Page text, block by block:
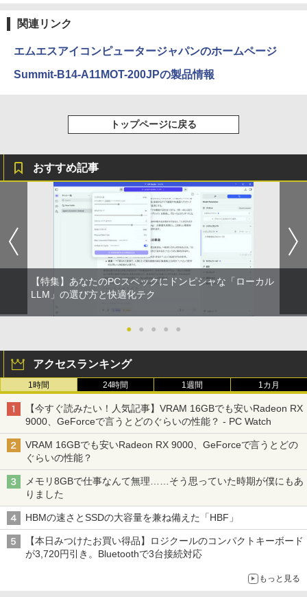
On My Road (Stadium ver.)
￥250
art Basic)
【Amazon.co.jp限定】 伊藤園 磨かれて、澄
みきった日本の水 2L 8本 ラベルレス [ ケース
] [ 水 ] [ ペットボトル ] [ 箱買い ] [ ストック
] [ 水分補給 ]
￥998
HUNTER×HUNTER モノクロ版 39 (ジャンプ
￥572
版ビッグガンガンコミックス)
￥810
関連リンク
エムエスアイコンピュータージャパンのホームページ
Summit-B14-A11MOT-200JPの製品情報
トップページに戻る
おすすめ記事
【特集】あなたのPCスペックにドンピシャな「ローカル
LLM」の選び方と快適化テク
● ● ● ● ●
アクセスランキング
1時間 24時間 1週間 1カ月
【今すぐ読みたい！人気記事】VRAM 16GBでも安いRadeon RX
9000、GeForceで言うとどのぐらいの性能？ - PC Watch
VRAM 16GBでも安いRadeon RX 9000、GeForceで言うとどの
ぐらいの性能？
メモリ8GBで仕事なんて無理……そう思っていた時期が僕にもあ
りました
HBMの速さとSSDの大容量を兼ね備えた「HBF」
【本日みつけたお買い得品】ロジクールのコンパクトキーボード
が3,720円引き。Bluetoothで3台接続対応
もっと見る